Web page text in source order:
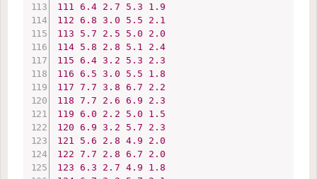
111
6.4 2.7 5.3
1.9
112 6.8 3.0 5.5
2.1
113
5.7 2.5 5.0
2.0
114
5.8 2.8 5.1
2.4
115 6.4 3.2 5.3
2.3
116 6.5 3.0 5.5
1.8
117 7.7 3.8 6.7
2.2
118 7.7 2.6 6.9
2.3
119 6.0 2.2 5.0
1.5
120 6.9 3.2 5.7
2.3
121
5.6 2.8 4.9
2.0
122 7.7 2.8 6.7
2.0
123 6.3 2.7 4.9
1.8